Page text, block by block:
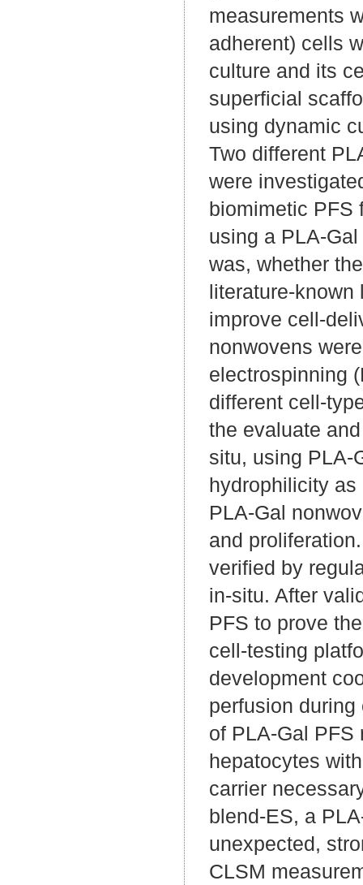
measurements
adherent) cells
culture and its
superficial
using dynamic
Two different
were
biomimetic PFS
using a PLA-
was, whether
literature-
improve cell-
nonwovens
electrospinning
different cell-
the evaluate
situ, using PLA-
hydrophilicity
PLA-Gal
and
verified by
in-situ. After
PFS to prove
cell-testing
development
perfusion
of PLA-Gal
hepatocytes
carrier
blend-ES, a
unexpected,
CLSM